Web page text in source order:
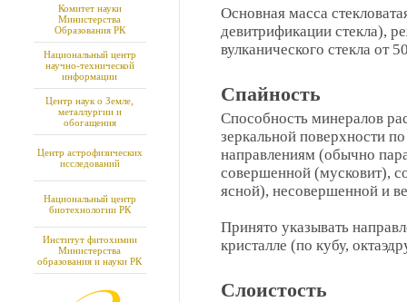
Комитет науки
Министерства
Образования РК
Национальный центр
научно-технической
информации
Центр наук о Земле,
металлургии и
обогащения
Центр астрофизических
исследований
Национальный центр
биотехнологии РК
Институт фитохимии
Министерства
образования и науки РК
Основная масса
девитрификации стекла),
вулканического стекла от
Спайность
Способность минералов
зеркальной поверхности
направлениям (обычно
совершенной (мусковит),
ясной), несовершенной и
Принято указывать
кристалле (по кубу,
Слоистость